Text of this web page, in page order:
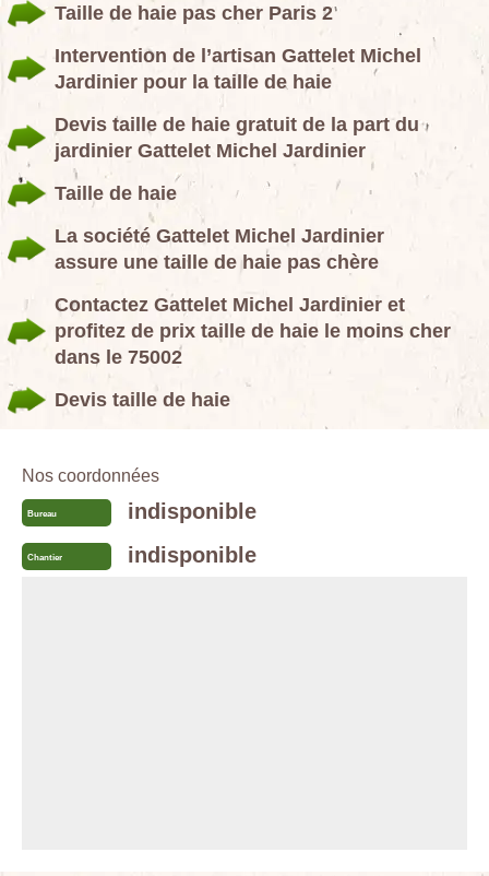
Taille de haie pas cher Paris 2
Intervention de l’artisan Gattelet Michel
Jardinier pour la taille de haie
Devis taille de haie gratuit de la part du
jardinier Gattelet Michel Jardinier
Taille de haie
La société Gattelet Michel Jardinier
assure une taille de haie pas chère
Contactez Gattelet Michel Jardinier et
profitez de prix taille de haie le moins cher
dans le 75002
Devis taille de haie
Nos coordonnées
Bureau indisponible
Chantier indisponible